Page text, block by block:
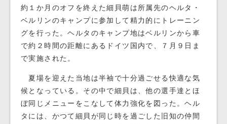
約１か月のオフを終えた細貝萌は所属先のヘルタ・
ベルリンのキャンプに参加して精力的にトレーニン
グを行った。ヘルタのキャンプ地はベルリンから車
で約２時間の距離にあるドイツ国内で、７月９日ま
で実施された。
夏場を迎えた当地は半袖で十分過ごせる快適な気
候となっている。その中で細貝は、他の選手達とほ
ぼ同じメニューをこなして体力強化を図った。ヘル
タには、かつて細貝が同じ時を過ごした旧知の仲間